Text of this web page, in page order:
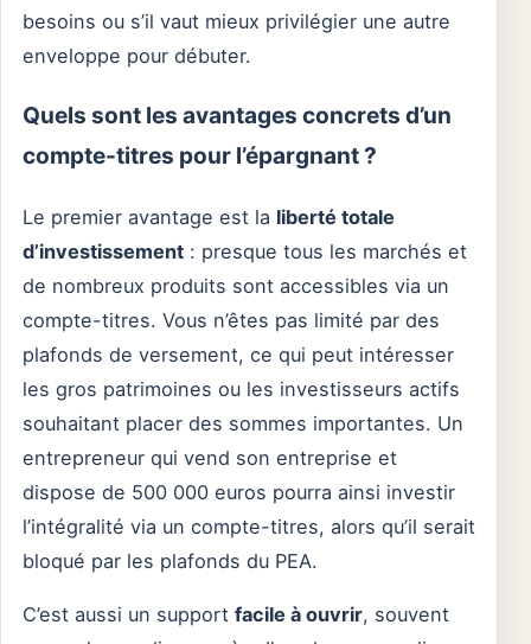
besoins ou s’il vaut mieux privilégier une autre
enveloppe pour débuter.
Quels sont les avantages concrets d’un
compte-titres pour l’épargnant ?
Le premier avantage est la liberté totale
d’investissement : presque tous les marchés et
de nombreux produits sont accessibles via un
compte-titres. Vous n’êtes pas limité par des
plafonds de versement, ce qui peut intéresser
les gros patrimoines ou les investisseurs actifs
souhaitant placer des sommes importantes. Un
entrepreneur qui vend son entreprise et
dispose de 500 000 euros pourra ainsi investir
l’intégralité via un compte-titres, alors qu’il serait
bloqué par les plafonds du PEA.
C’est aussi un support facile à ouvrir, souvent